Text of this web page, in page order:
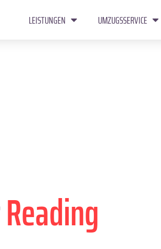
LEISTUNGEN UMZUGSSERVICE
Reading